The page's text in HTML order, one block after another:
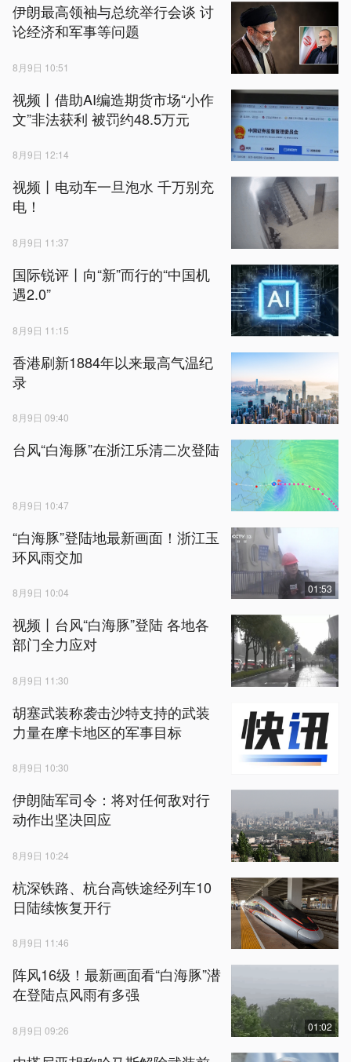
伊朗最高领袖与总统举行会谈 讨
论经济和军事等问题
8月9日 10:51
视频丨借助AI编造期货市场“小作
文”非法获利 被罚约48.5万元
8月9日 12:14
视频丨电动车一旦泡水 千万别充
电！
8月9日 11:37
国际锐评丨向“新”而行的“中国机
遇2.0”
8月9日 11:15
香港刷新1884年以来最高气温纪
录
8月9日 09:40
台风“白海豚”在浙江乐清二次登陆
8月9日 10:47
“白海豚”登陆地最新画面！浙江玉
环风雨交加
8月9日 10:04 01:53
视频丨台风“白海豚”登陆 各地各
部门全力应对
8月9日 11:30
胡塞武装称袭击沙特支持的武装
力量在摩卡地区的军事目标
8月9日 10:30
伊朗陆军司令：将对任何敌对行
动作出坚决回应
8月9日 10:24
杭深铁路、杭台高铁途经列车10
日陆续恢复开行
8月9日 11:46
阵风16级！最新画面看“白海豚”潜
在登陆点风雨有多强
8月9日 09:26 01:02